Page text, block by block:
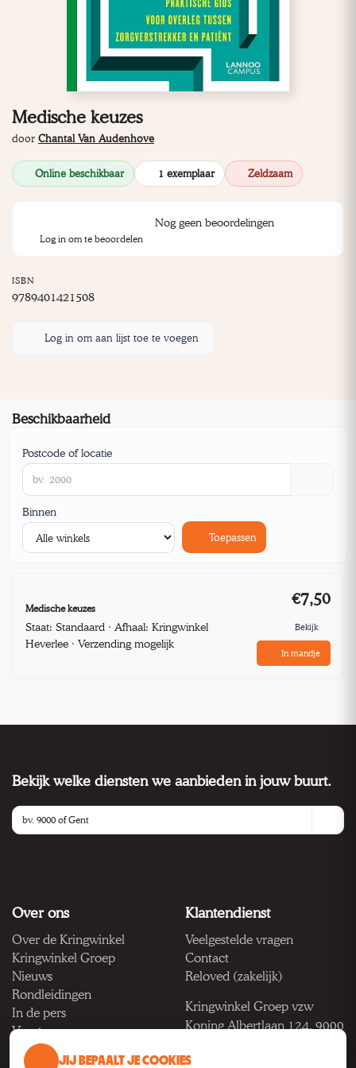
Medische keuzes
door Chantal Van Audenhove
Online beschikbaar 1 exemplaar Zeldzaam
Nog geen beoordelingen
Log in om te beoordelen
ISBN
9789401421508
Log in om aan lijst toe te voegen
Beschikbaarheid
Postcode of locatie
Binnen
Toepassen
Medische keuzes
Staat: Standaard · Afhaal: Kringwinkel
Heverlee · Verzending mogelijk
€7,50
Bekijk
In mandje
Bekijk welke diensten we aanbieden in jouw buurt.
Over ons
Over de Kringwinkel
Kringwinkel Groep
Nieuws
Rondleidingen
In de pers
Vacatures
Klantendienst
Veelgestelde vragen
Contact
Reloved (zakelijk)
Kringwinkel Groep vzw
Koning Albertlaan 124, 9000
BTW BE 1033.922.208
JIJ BEPAALT JE COOKIES